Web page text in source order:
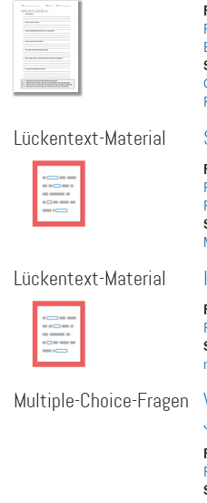
Lückentext-Material
Lückentext-Material
Multiple-Choice-Fragen